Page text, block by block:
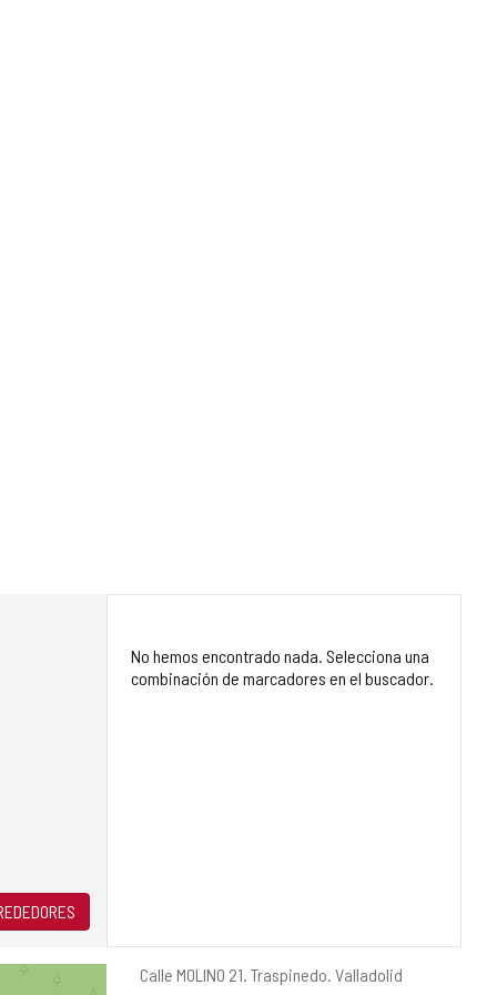
Dirección
Calle MOLINO 21. Traspinedo. Valladolid
No hemos encontrado nada. Selecciona una
combinación de marcadores en el buscador.